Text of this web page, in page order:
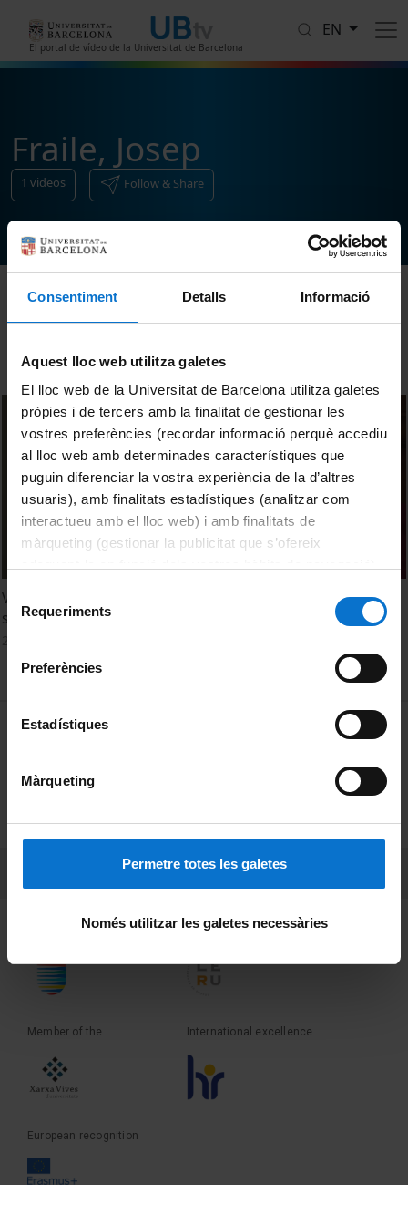
Consentiment Detalls Informació
Aquest lloc web utilitza galetes
El lloc web de la Universitat de Barcelona utilitza galetes
pròpies i de tercers amb la finalitat de gestionar les
vostres preferències (recordar informació perquè accediu
al lloc web amb determinades característiques que
puguin diferenciar la vostra experiència de la d’altres
usuaris), amb finalitats estadístiques (analitzar com
interactueu amb el lloc web) i amb finalitats de
màrqueting (gestionar la publicitat que s’ofereix
consultar laPolítica de galetes del lloc web de la
de Requeriments
Preferències
Estadístiques
Màrqueting
Permetre totes les galetes
Només utilitzar les galetes necessàries
El portal de vídeo de la Universitat de Barcelona
EN
Fraile, Josep
1 videos Follow & Share
Sort
Valoració de l'estat químic i quantitatiu de les aigües
subterrànies a Catalunya
MENÚ PEU 1
Terms and privacy
Founder of the Member of the
Member of the International excellence
European recognition